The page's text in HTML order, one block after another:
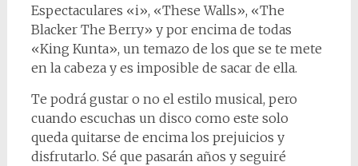
Espectaculares «i», «These Walls», «The
Blacker The Berry» y por encima de todas
«King Kunta», un temazo de los que se te mete
en la cabeza y es imposible de sacar de ella.
Te podrá gustar o no el estilo musical, pero
cuando escuchas un disco como este solo
queda quitarse de encima los prejuicios y
disfrutarlo. Sé que pasarán años y seguiré